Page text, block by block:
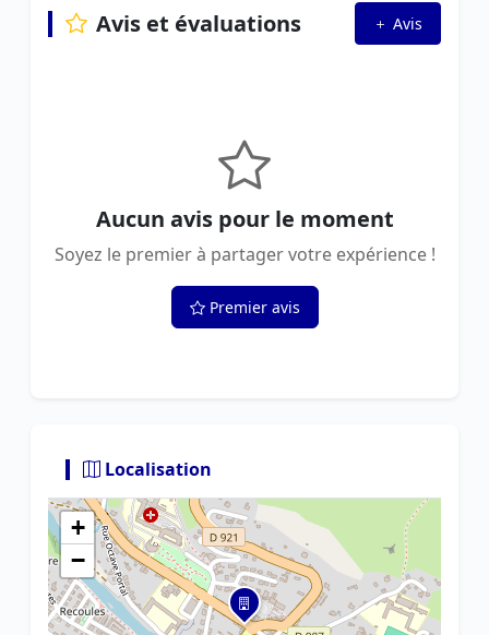
Avis et évaluations Avis
Aucun avis pour le moment
Soyez le premier à partager votre expérience !
Premier avis
Localisation
+
−